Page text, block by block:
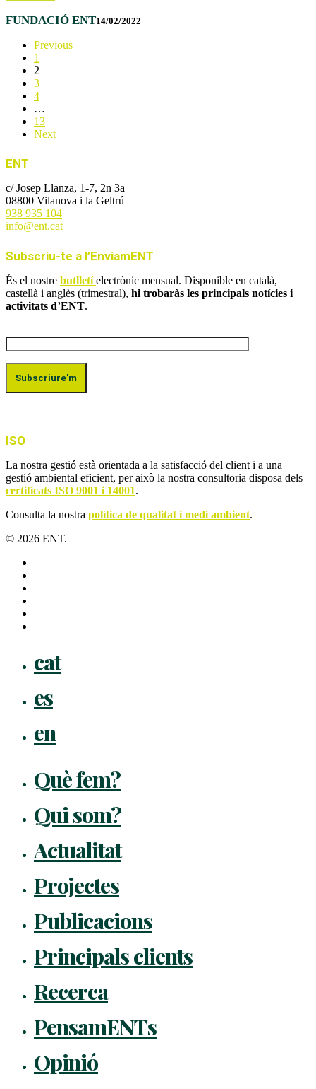
FUNDACIÓ ENT14/02/2022
Previous
1
2
3
4
…
13
Next
ENT
c/ Josep Llanza, 1-7, 2n 3a
08800 Vilanova i la Geltrú
938 935 104
info@ent.cat
Subscriu-te a l’EnviamENT
És el nostre butlletí electrònic mensual. Disponible en català,
castellà i anglès (trimestral), hi trobaràs les principals notícies i
activitats d’ENT.
ISO
La nostra gestió està orientada a la satisfacció del client i a una
gestió ambiental eficient, per això la nostra consultoria disposa dels
certificats ISO 9001 i 14001.
Consulta la nostra política de qualitat i medi ambient.
© 2026 ENT.
cat
es
en
Què fem?
Qui som?
Actualitat
Projectes
Publicacions
Principals clients
Recerca
PensamENTs
Opinió